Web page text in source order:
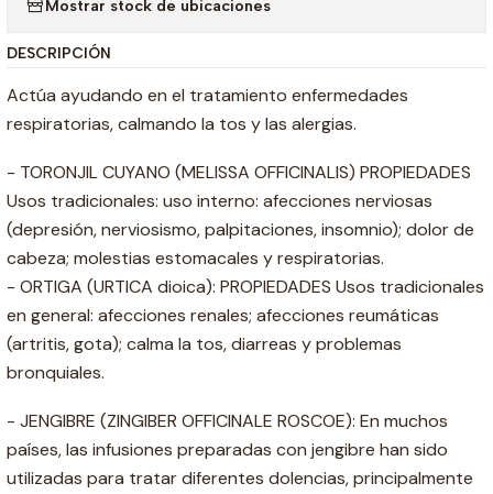
Mostrar stock de ubicaciones
DESCRIPCIÓN
Actúa ayudando en el tratamiento enfermedades
respiratorias, calmando la tos y las alergias.
- TORONJIL CUYANO (MELISSA OFFICINALIS) PROPIEDADES
Usos tradicionales: uso interno: afecciones nerviosas
(depresión, nerviosismo, palpitaciones, insomnio); dolor de
cabeza; molestias estomacales y respiratorias.
- ORTIGA (URTICA dioica): PROPIEDADES Usos tradicionales
en general: afecciones renales; afecciones reumáticas
(artritis, gota); calma la tos, diarreas y problemas
bronquiales.
- JENGIBRE (ZINGIBER OFFICINALE ROSCOE): En muchos
países, las infusiones preparadas con jengibre han sido
utilizadas para tratar diferentes dolencias, principalmente